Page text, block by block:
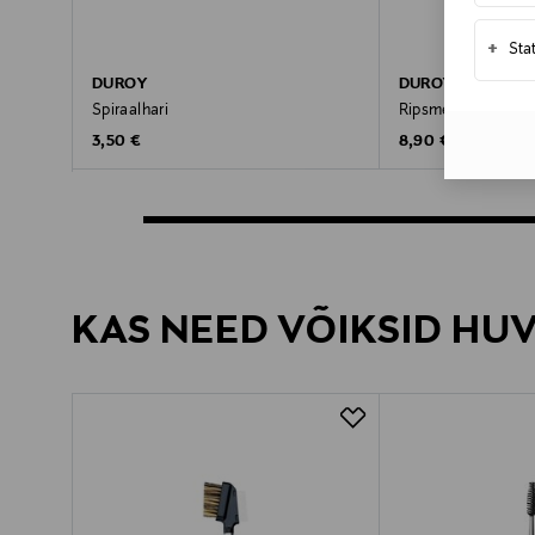
+
DUROY
Spiraalhari
Original Price
3,50 €
DUROY
Ripsmepintsel
Original Price
8,90 €
KAS NEED VÕIKSID